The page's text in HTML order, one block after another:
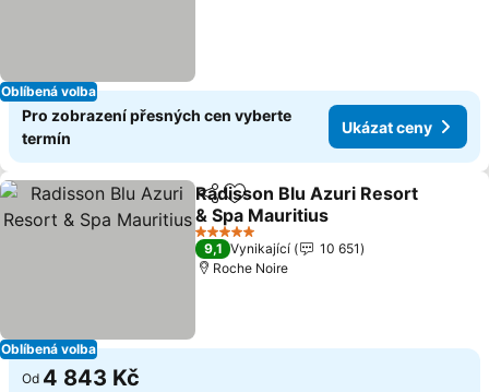
Oblíbená volba
Pro zobrazení přesných cen vyberte
termín
Ukázat ceny
Oblíbená volba
SdíletPřidat na seznam oblíbených
Radisson Blu Azuri Resort
& Spa Mauritius
Ukázat ceny
5 Počet hvězdiček
9,1 Vynikající
10 651
Roche Noire
Od 4 843 Kč